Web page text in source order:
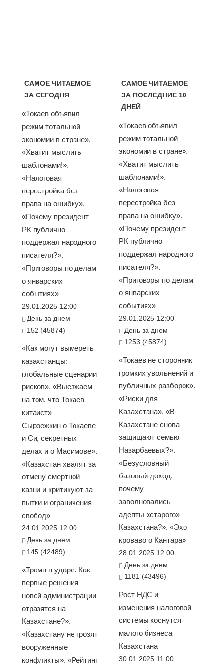
САМОЕ ЧИТАЕМОЕ
ЗА СЕГОДНЯ
«Токаев объявил
режим тотальной
экономии в стране».
«Хватит мыслить
шаблонами!».
«Налоговая
перестройка без
права на ошибку».
«Почему президент
РК публично
поддержал народного
писателя?».
«Приговоры по делам
о январских
событиях»
29.01.2025 12:00
День за днем
152 (45874)
«Как могут вымереть
казахстанцы:
глобальные сценарии
рисков». «Выезжаем
на том, что Токаев —
китаист» —
Сыроежкин о Токаеве
и Си, секретных
делах и о Масимове».
«Казахстан хвалят за
отмену смертной
казни и критикуют за
пытки и ограничения
свобод»
24.01.2025 12:00
День за днем
145 (42489)
«Трамп в ударе. Как
первые решения
новой администрации
отразятся на
Казахстане?».
«Казахстану не грозят
вооруженные
конфликты». «Рейтинг
САМОЕ ЧИТАЕМОЕ
ЗА ПОСЛЕДНИЕ 10
ДНЕЙ
«Токаев объявил
режим тотальной
экономии в стране».
«Хватит мыслить
шаблонами!».
«Налоговая
перестройка без
права на ошибку».
«Почему президент
РК публично
поддержал народного
писателя?».
«Приговоры по делам
о январских
событиях»
29.01.2025 12:00
День за днем
1253 (45874)
«Токаев не сторонник
громких увольнений и
публичных разборок».
«Риски для
Казахстана». «В
Казахстане снова
защищают семью
Назарбаевых?».
«Безусловный
базовый доход:
почему
заволновались
адепты «старого»
Казахстана?». «Эхо
кровавого Кантара»
28.01.2025 12:00
День за днем
1181 (43496)
Рост НДС и
изменения налоговой
системы коснутся
малого бизнеса
Казахстана
30.01.2025 11:00